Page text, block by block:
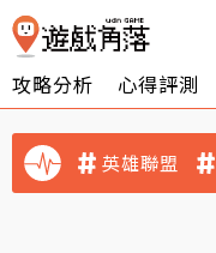
攻略分析 心得評測
英雄聯盟